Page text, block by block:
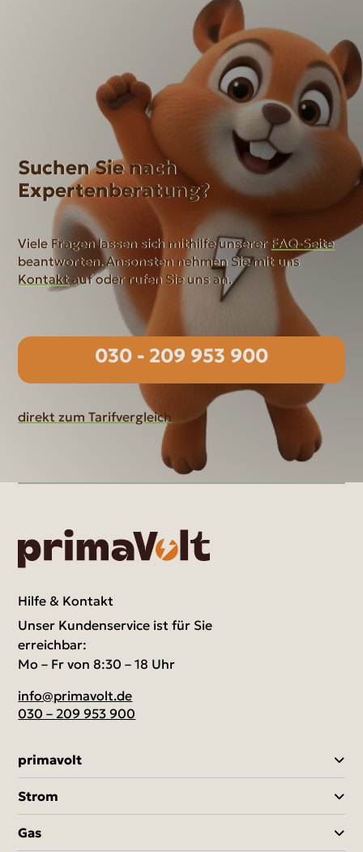
Suchen Sie nach
Expertenberatung?
Viele Fragen lassen sich mithilfe unserer FAQ-Seite
beantworten. Ansonsten nehmen Sie mit uns
Kontaktauf oder rufen Sie uns an.
030 - 209 953 900
direkt zum Tarifvergleich
Hilfe & Kontakt
Unser Kundenservice ist für Sie
erreichbar:
Mo – Fr von 8:30 – 18 Uhr
info@primavolt.de
030 – 209 953 900
primavolt
Strom
Gas